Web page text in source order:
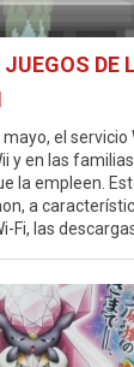
DE
el servicio
y en las
la empleen.
a
las descargas